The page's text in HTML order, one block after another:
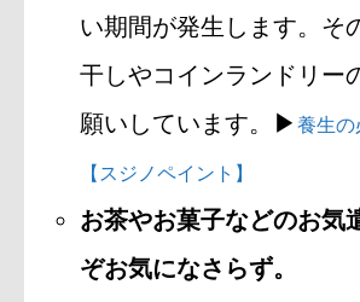
い期間が発生します。そ
干しやコインランドリー
願いしています。▶ 養生の
【スジノペイント】
お茶やお菓子などのお気
ぞお気になさらず。